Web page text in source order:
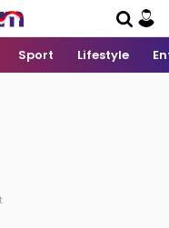
Sport Lifestyle